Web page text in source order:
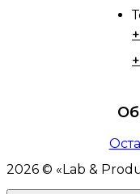
2026 © « Lab &